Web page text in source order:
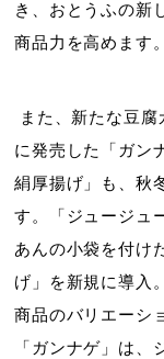
き、おとうふの新
商品力を高めます。
また、新たな豆腐
に発売した「ガン
絹厚揚げ」も、秋
す。「ジュージュ
あんの小袋を付け
げ」を新規に導入
商品のバリエーシ
「ガンナゲ」は